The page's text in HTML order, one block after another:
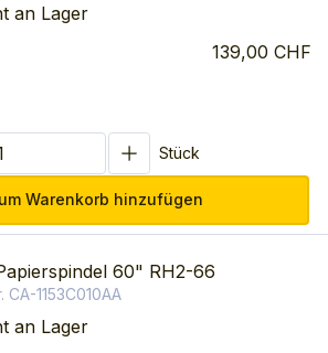
an Lager
139,00 CHF
Stück
Warenkorb hinzufügen
60" RH2-66
CA-1153C010AA
an Lager